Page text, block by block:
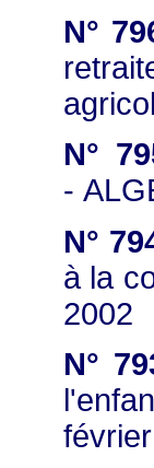
N°
N°
-
N°
à la
2002
N°